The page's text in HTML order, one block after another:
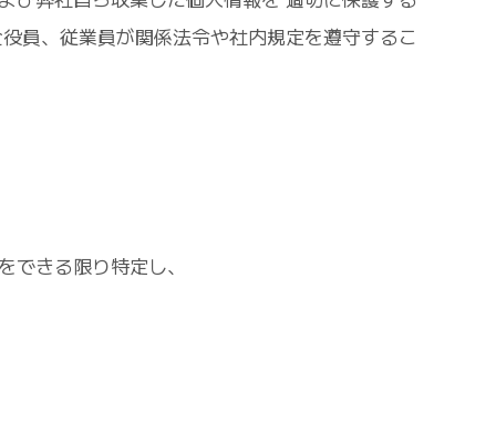
員、従業員が関係法令や社内規定を遵守するこ
きる限り特定し、